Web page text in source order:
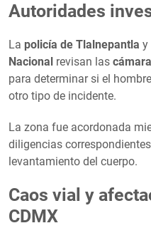
Autoridades
La policía de Tlalnepantla y
Nacional revisan las
para determinar si el
otro tipo de incidente.
La zona fue acordonada
diligencias correspondientes
levantamiento del cuerpo.
Caos vial y
CDMX